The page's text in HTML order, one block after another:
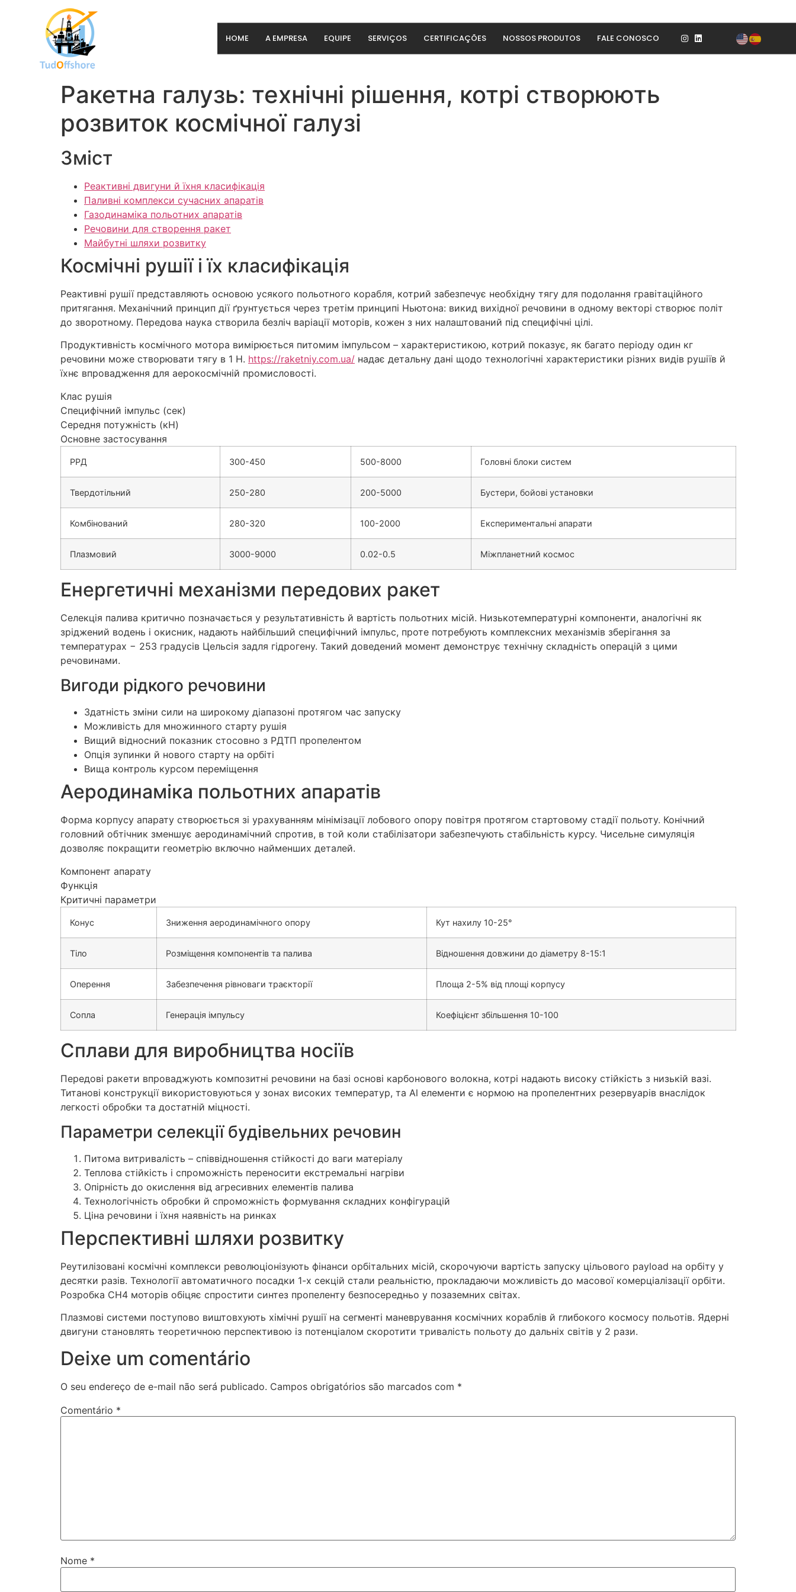
HOME A EMPRESA EQUIPE SERVIÇOS CERTIFICAÇÕES NOSSOS PRODUTOS FALE CONOSCO
Ракетна галузь: технічні рішення, котрі створюють
розвиток космічної галузі
Зміст
Реактивні двигуни й їхня класифікація
Паливні комплекси сучасних апаратів
Газодинаміка польотних апаратів
Речовини для створення ракет
Майбутні шляхи розвитку
Космічні рушії і їх класифікація
Реактивні рушії представляють основою усякого польотного корабля, котрий забезпечує необхідну тягу для подолання гравітаційного
притягання. Механічний принцип дії ґрунтується через третім принципі Ньютона: викид вихідної речовини в одному векторі створює політ
до зворотному. Передова наука створила безліч варіації моторів, кожен з них налаштований під специфічні цілі.
Продуктивність космічного мотора вимірюється питомим імпульсом – характеристикою, котрий показує, як багато періоду один кг
речовини може створювати тягу в 1 Н. https://raketniy.com.ua/ надає детальну дані щодо технологічні характеристики різних видів рушіїв й
їхнє впровадження для аерокосмічній промисловості.
Клас рушія
Специфічний імпульс (сек)
Середня потужність (кН)
Основне застосування
РРД 300-450 500-8000 Головні блоки систем
Твердотільний 250-280 200-5000 Бустери, бойові установки
Комбінований 280-320 100-2000 Експериментальні апарати
Плазмовий 3000-9000 0.02-0.5 Міжпланетний космос
Енергетичні механізми передових ракет
Селекція палива критично позначається у результативність й вартість польотних місій. Низькотемпературні компоненти, аналогічні як
зріджений водень і окисник, надають найбільший специфічний імпульс, проте потребують комплексних механізмів зберігання за
температурах − 253 градусів Цельсія задля гідрогену. Такий доведений момент демонструє технічну складність операцій з цими
речовинами.
Вигоди рідкого речовини
Здатність зміни сили на широкому діапазоні протягом час запуску
Можливість для множинного старту рушія
Вищий відносний показник стосовно з РДТП пропелентом
Опція зупинки й нового старту на орбіті
Вища контроль курсом переміщення
Аеродинаміка польотних апаратів
Форма корпусу апарату створюється зі урахуванням мінімізації лобового опору повітря протягом стартовому стадії польоту. Конічний
головний обтічник зменшує аеродинамічний спротив, в той коли стабілізатори забезпечують стабільність курсу. Чисельне симуляція
дозволяє покращити геометрію включно найменших деталей.
Компонент апарату
Функція
Критичні параметри
Конус Зниження аеродинамічного опору Кут нахилу 10-25°
Тіло Розміщення компонентів та палива Відношення довжини до діаметру 8-15:1
Оперення Забезпечення рівноваги траєкторії Площа 2-5% від площі корпусу
Сопла Генерація імпульсу Коефіцієнт збільшення 10-100
Сплави для виробництва носіїв
Передові ракети впроваджують композитні речовини на базі основі карбонового волокна, котрі надають високу стійкість з низькій вазі.
Титанові конструкції використовуються у зонах високих температур, та Al елементи є нормою на пропелентних резервуарів внаслідок
легкості обробки та достатній міцності.
Параметри селекції будівельних речовин
Питома витривалість – співвідношення стійкості до ваги матеріалу
Теплова стійкість і спроможність переносити екстремальні нагріви
Опірність до окислення від агресивних елементів палива
Технологічність обробки й спроможність формування складних конфігурацій
Ціна речовини і їхня наявність на ринках
Перспективні шляхи розвитку
Реутилізовані космічні комплекси революціонізують фінанси орбітальних місій, скорочуючи вартість запуску цільового payload на орбіту у
десятки разів. Технології автоматичного посадки 1-х секцій стали реальністю, прокладаючи можливість до масової комерціалізації орбіти.
Розробка CH4 моторів обіцяє спростити синтез пропеленту безпосередньо у позаземних світах.
Плазмові системи поступово виштовхують хімічні рушії на сегменті маневрування космічних кораблів й глибокого космосу польотів. Ядерні
двигуни становлять теоретичною перспективою із потенціалом скоротити тривалість польоту до дальніх світів у 2 рази.
Deixe um comentário
O seu endereço de e-mail não será publicado. Campos obrigatórios são marcados com *
Comentário *
Nome *